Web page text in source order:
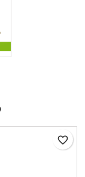
favorite_border